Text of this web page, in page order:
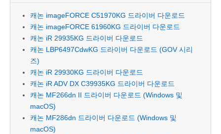
캐논 imageFORCE C51970KG 드라이버 다운로드
캐논 imageFORCE 61960KG 드라이버 다운로드
캐논 iR 29935KG 드라이버 다운로드
캐논 LBP6497CdwKG 드라이버 다운로드 (GOV 시리
즈)
캐논 iR 29930KG 드라이버 다운로드
캐논 iR ADV DX C39935KG 드라이버 다운로드
캐논 MF266dn II 드라이버 다운로드 (Windows 및
macOS)
캐논 MF286dn 드라이버 다운로드 (Windows 및
macOS)